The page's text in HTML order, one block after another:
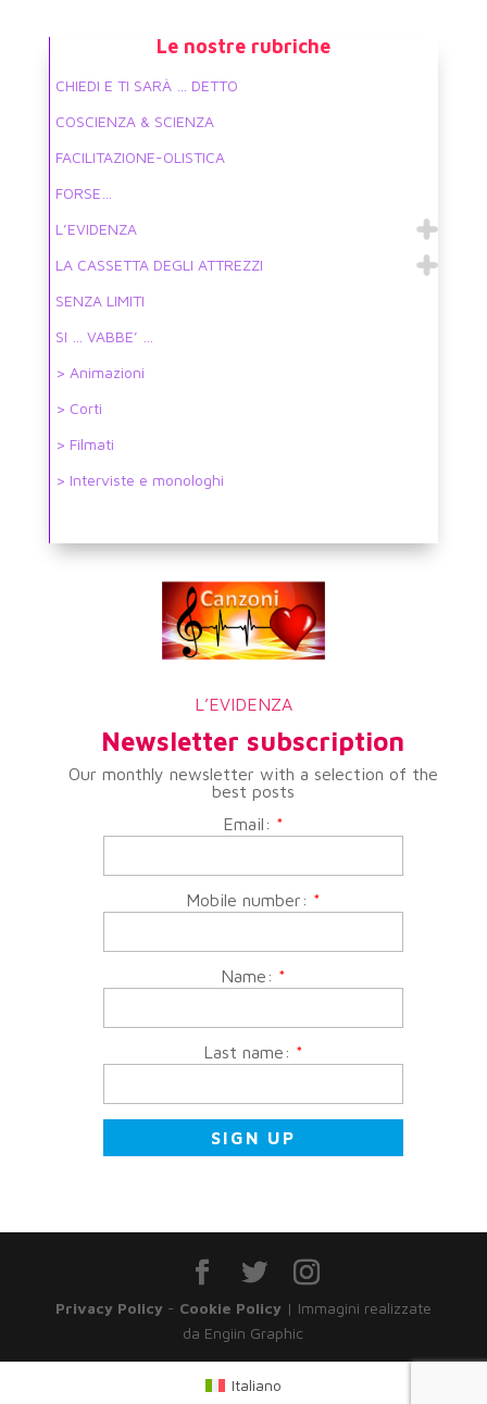
Le nostre rubriche
CHIEDI E TI SARÀ … DETTO
COSCIENZA & SCIENZA
FACILITAZIONE-OLISTICA
FORSE…
L’EVIDENZA
LA CASSETTA DEGLI ATTREZZI
SENZA LIMITI
SI … VABBE’ …
> Animazioni
> Corti
> Filmati
> Interviste e monologhi
L’EVIDENZA
Newsletter subscription
Our monthly newsletter with a selection of the
best posts
Email: *
Mobile number: *
Name: *
Last name: *
Privacy Policy- Cookie Policy| Immagini realizzate
da Engiin Graphic
Italiano